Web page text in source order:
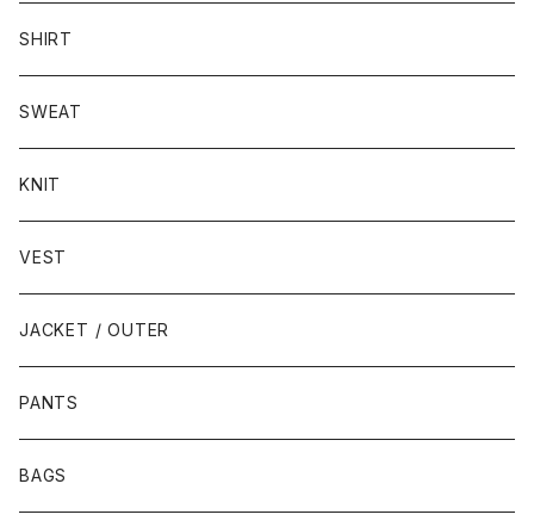
SHIRT
SWEAT
KNIT
VEST
JACKET / OUTER
PANTS
BAGS